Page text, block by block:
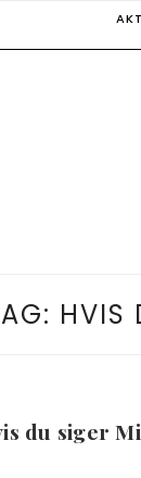
HVIS
du siger